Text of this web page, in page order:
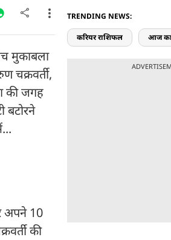
मुकाबला
चक्रवर्ती,
की जगह
बटोरने
अपने 10
की
TRENDING NEWS:
करियर राशिफल आज का